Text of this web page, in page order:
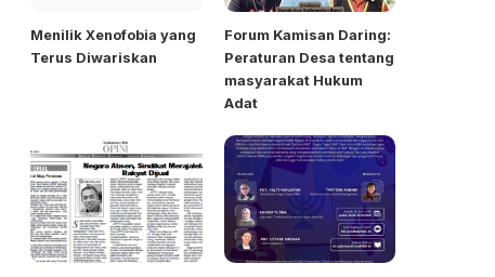
Menilik Xenofobia yang
Terus Diwariskan
Forum Kamisan Daring:
Peraturan Desa tentang
masyarakat Hukum
Adat